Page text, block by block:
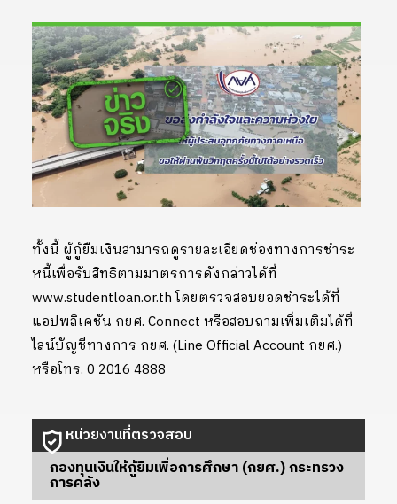
ทั้งนี้ ผู้กู้ยืมเงินสามารถดูรายละเอียดช่องทางการชำระ
หนี้เพื่อรับสิทธิตามมาตรการดังกล่าวได้ที่
www.studentloan.or.th โดยตรวจสอบยอดชำระได้ที่
แอปพลิเคชัน กยศ. Connect หรือสอบถามเพิ่มเติมได้ที่
ไลน์บัญชีทางการ กยศ. (Line Official Account กยศ.)
หรือโทร. 0 2016 4888
หน่วยงานที่ตรวจสอบ
กองทุนเงินให้กู้ยืมเพื่อการศึกษา (กยศ.) กระทรวง
การคลัง